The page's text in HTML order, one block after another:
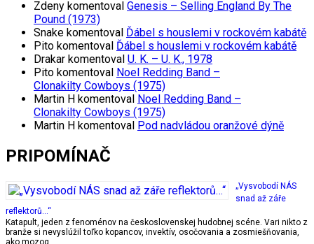
Zdeny komentoval Genesis – Selling England By The
Pound (1973)
Snake komentoval Ďábel s houslemi v rockovém kabátě
Pito komentoval Ďábel s houslemi v rockovém kabátě
Drakar komentoval U. K. – U. K., 1978
Pito komentoval Noel Redding Band –
Clonakilty Cowboys (1975)
Martin H komentoval Noel Redding Band –
Clonakilty Cowboys (1975)
Martin H komentoval Pod nadvládou oranžové dýně
PRIPOMÍNAČ
„Vysvobodí NÁS
snad až záře
reflektorů…“
Katapult, jeden z fenoménov na československej hudobnej scéne. Vari nikto z
branže si nevyslúžil toľko kopancov, invektív, osočovania a zosmiešňovania,
ako mozog …